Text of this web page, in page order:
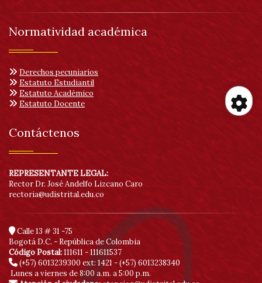
Normatividad académica
Derechos pecuniarios
Estatuto Estudiantil
Estatuto Académico
Estatuto Docente
Contáctenos
REPRESENTANTE LEGAL:
Rector Dr. José Andelfo Lizcano Caro
rectoria@udistrital.edu.co
Calle 13 # 31 -75
Bogotá D.C. - República de Colombia
Código Postal:111611 - 111611537
(+57) 6013239300 ext: 1421 - (+57) 6013238340
Lunes a viernes de 8:00 a.m. a 5:00 p.m.